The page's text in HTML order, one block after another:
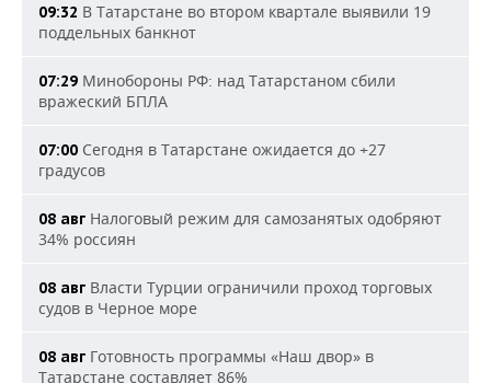
09:32 В Татарстане во втором квартале выявили 19
поддельных банкнот
07:29 Минобороны РФ: над Татарстаном сбили
вражеский БПЛА
07:00 Сегодня в Татарстане ожидается до +27
градусов
08 авг Налоговый режим для самозанятых одобряют
34% россиян
08 авг Власти Турции ограничили проход торговых
судов в Черное море
08 авг Готовность программы «Наш двор» в
Татарстане составляет 86%